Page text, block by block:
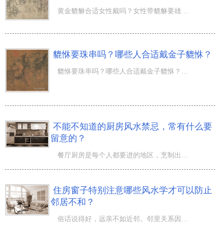
黄金貔貅合适女性戴吗？女性带貔貅要雄的還是雌的？流传貔貅吊坠是一种凶狠神兽，但这类野兽分为男性和雌虫
貔恘要珠串吗？哪些人合适戴金子貔恘？
貔恘要珠串吗？哪些人合适戴金子貔恘？貔貅吊坠宽容天地万物，能够和一切珠宝首饰等装饰品一起配戴，但要留
不能不知道的厨房风水禁忌，常有什么要
留意的？
餐厅厨房是每个人都要进的地区，烹制出各种各样美味可口的地区，或许要用心布局，但是从风水学上看，有哪些
住房窗子特别注意哪些风水学才可以防止
邻居不和？
俗话说得好，远亲不如近邻。邻里关系因为定居较近，有时能够便捷联络或是互帮互助，提升住房亲切感。但是一